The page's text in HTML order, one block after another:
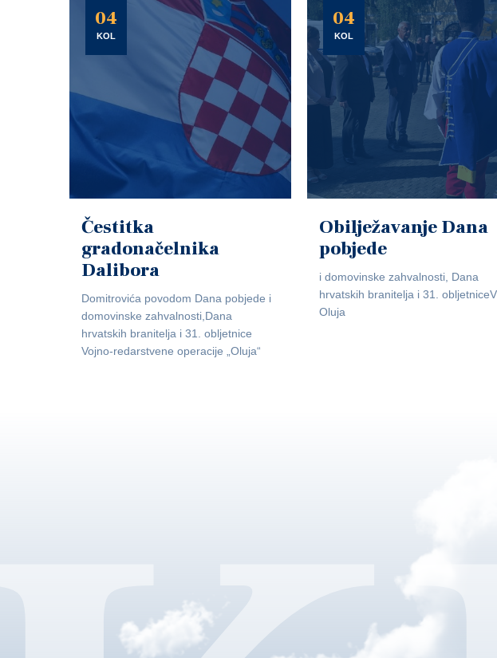
04
KOL
Čestitka
gradonačelnika
Dalibora
Domitrovića povodom Dana pobjede i
domovinske zahvalnosti,Dana
hrvatskih branitelja i 31. obljetnice
Vojno-redarstvene operacije „Oluja“
04
KOL
Obilježavanje Dana
pobjede
i domovinske zahvalnosti, Dana
hrvatskih branitelja i 31.
Oluja